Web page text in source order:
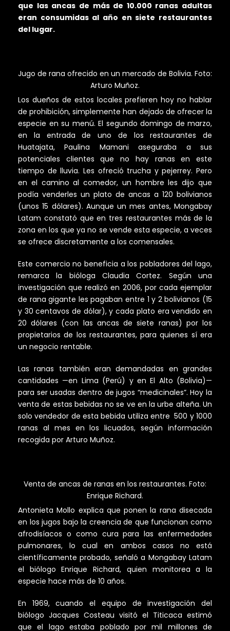
que las ancas de más de 10.000 ranas adultas
eran consumidas al año en siete restaurantes
del lugar.
Jugo de rana ofrecido en un mercado de Bolivia. Foto:
Arturo Muñoz.
Los dueños de estos locales prefieren hoy no hablar
de prohibición, simplemente han dejado de ofrecer la
especie en su menú. El segundo domingo de marzo,
en la entrada de uno de los restaurantes de
Huatajata, Paulina Mamani aseguraba a sus
potenciales clientes que no hay ranas en este
tiempo de lluvia. Les ofreció trucha y pejerrey. Pero
en el camino al comedor, un hombre les dijo que
podía venderles un plato de ancas a 120 bolivianos
(unos 15 dólares). Aunque un mes antes, Mongabay
Latam constató que en tres restaurantes más de la
zona en los que ya no se vende esta especie, a veces
se ofrece discretamente a los comensales.
Este comercio no beneficia a los pobladores del lago,
remarca la bióloga Claudia Cortez. Según una
investigación que realizó en 2006, por cada ejemplar
de rana gigante les pagaban entre 1 y 2 bolivianos (15
y 30 centavos de dólar), y cada plato era vendido en
20 dólares (con las ancas de siete ranas) por los
propietarios de los restaurantes, para quienes sí era
un negocio rentable.
Las ranas también eran demandadas en grandes
cantidades —en Lima (Perú) y en El Alto (Bolivia)—
para ser usadas dentro de jugos “medicinales”. Hoy la
venta de estas bebidas no se ve en la urbe alteña. Un
solo vendedor de esta bebida utiliza entre 500 y 1000
ranas al mes en los licuados, según información
recogida por Arturo Muñoz.
Venta de ancas de ranas en los restaurantes. Foto:
Enrique Richard.
Antonieta Mollo explica que ponen la rana disecada
en los jugos bajo la creencia de que funcionan como
afrodisíacos o como cura para las enfermedades
pulmonares, lo cual en ambos casos no está
científicamente probado, señaló a Mongabay Latam
el biólogo Enrique Richard, quien monitorea a la
especie hace más de 10 años.
En 1969, cuando el equipo de investigación del
biólogo Jacques Costeau visitó el Titicaca estimó
que el lago estaba poblado por mil millones de